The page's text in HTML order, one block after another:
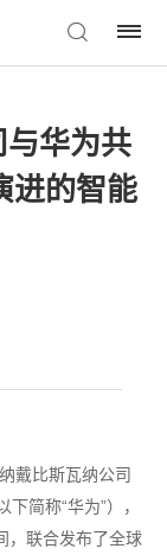
华为共
进的智能
戴比斯瓦纳公司
简称“华为”），
，联合发布了全球